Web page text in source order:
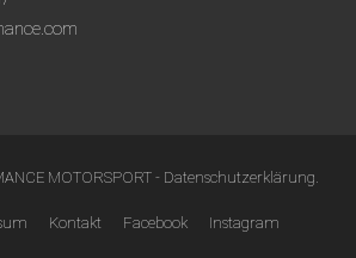
MOTORSPORT - Datenschutzerklärung.
Kontakt Facebook Instagram